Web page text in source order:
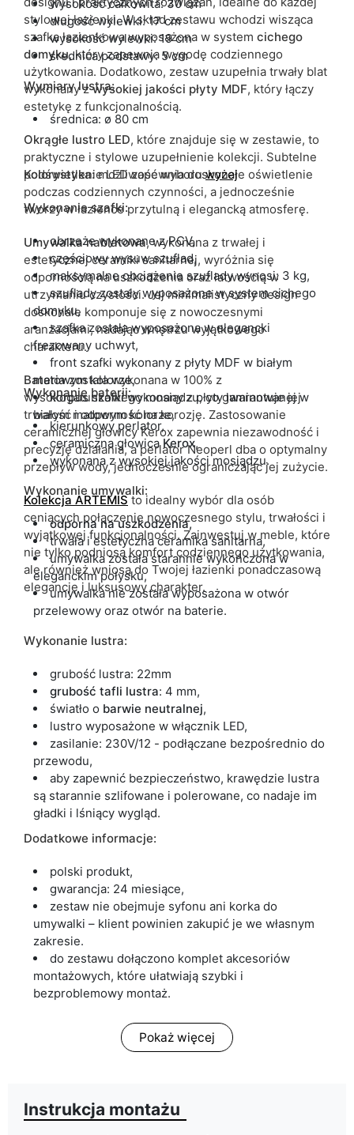
stylowej łazienki. W skład zestawu wchodzi wisząca
szafka łazienkowa wyposażona w system cichego
domyku, który zapewnia wygodę codziennego
użytkowania. Dodatkowo, zestaw uzupełnia trwały blat
wykonany zwysokiej jakości płyty MDF, który łączy
estetykę z funkcjonalnością.
Okrągłe lustro LED, które znajduje się w zestawie, to
praktyczne i stylowe uzupełnienie kolekcji. Subtelne
podświetlenie LED zapewnia doskonałe oświetlenie
podczas codziennych czynności, a jednocześnie
tworzy w łazience przytulną i elegancką atmosferę.
Umywalka nablatowa, wykonana z trwałej i
estetycznej ceramiki sanitarnej, wyróżnia się
odpornością na uszkodzenia oraz łatwością w
utrzymaniu czystości. Jej minimalistyczny design
doskonale komponuje się z nowoczesnymi
aranżacjami, nadając wnętrzu wyjątkowego
charakteru.
Bateriazostała wykonana w 100% z
wysokogatunkowego mosiądzu, co gwarantuje jej
trwałość i odporność na korozję. Zastosowanie
ceramicznej głowicy Kerox zapewnia niezawodność i
precyzję działania, a perlator Neoperl dba o optymalny
przepływ wody, jednocześnie ograniczając jej zużycie.
Kolekcja ARTEMIS to idealny wybór dla osób
ceniących połączenie nowoczesnego stylu, trwałości i
wyjątkowej funkcjonalności. Zainwestuj w meble, które
nie tylko podniosą komfort codziennego użytkowania,
ale również wniosą do Twojej łazienki ponadczasową
elegancję i luksusowy charakter.
wysokość całkowita: 30 cm
długość wylewki: 17 cm
wysokość wylewki: 19 cm
średnica podstawy: 5 cm
Wymiarylustra:
średnica: ø 80 cm
Kolorystyka:możliwość wyboruwyżej
Wykonanie szafki:
obrzeże wykonane z PCV,
częściowy wysuw szuflad,
maksymalne obciążenie szuflady wynosi: 3 kg,
szuflady zostały wyposażone w system cichego
domyku,
szafka została wyposażona w elegancki
frezowany uchwyt,
front szafki wykonany z płyty MDF w białym
matowym kolorze,
korpus szafki wykonany z płyty laminowanej w
białym matowym kolorze,
Wykonanie baterii:
kierunkowy perlator,
ceramiczna głowicaKerox,
wykonana z wysokiej jakości mosiądzu.
Wykonanie umywalki:
odporna na uszkodzenia,
trwała i estetyczna ceramika sanitarna,
umywalka została starannie wykończona w
eleganckim połysku,
umywalka nie została wyposażona w otwór
przelewowy oraz otwór na baterie.
Wykonanie lustra:
grubość lustra: 22mm
grubość tafli lustra: 4 mm,
światło o barwie neutralnej,
lustro wyposażone w włącznik LED,
zasilanie: 230V/12 - podłączane bezpośrednio do
przewodu,
aby zapewnić bezpieczeństwo, krawędzie lustra
są starannie szlifowane i polerowane, co nadaje im
gładki i lśniący wygląd.
Dodatkowe informacje:
polski produkt,
gwarancja: 24 miesiące,
zestaw nie obejmuje syfonu ani korka do
umywalki – klient powinien zakupić je we własnym
zakresie.
do zestawu dołączono komplet akcesoriów
montażowych, które ułatwiają szybki i
bezproblemowy montaż.
Pokaż więcej
Instrukcja montażu